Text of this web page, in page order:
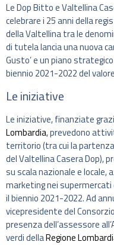
Le Dop Bitto e Valtellina
celebrare i 25 anni della
della Valtellina tra le
di tutela lancia una nuova
Gusto’ e un piano
biennio 2021-2022 del
Le iniziative
Le iniziative, finanziate
Lombardia, prevedono
territorio (tra cui la
del Valtellina Casera Dop),
su scala nazionale e locale,
marketing nei
il biennio 2021-2022. Ad
vicepresidente del
presenza dell’assessore
verdi dellaRegione